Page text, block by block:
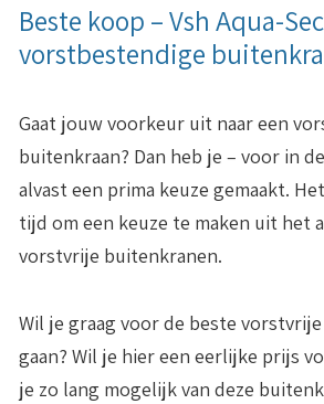
Beste koop – Vsh Aqua-
vorstbestendige
Gaat jouw voorkeur uit naar een
buitenkraan? Dan heb je – voor in
alvast een prima keuze gemaakt.
tijd om een keuze te maken uit het
vorstvrije buitenkranen.
Wil je graag voor de beste
gaan? Wil je hier een eerlijke prijs
je zo lang mogelijk van deze